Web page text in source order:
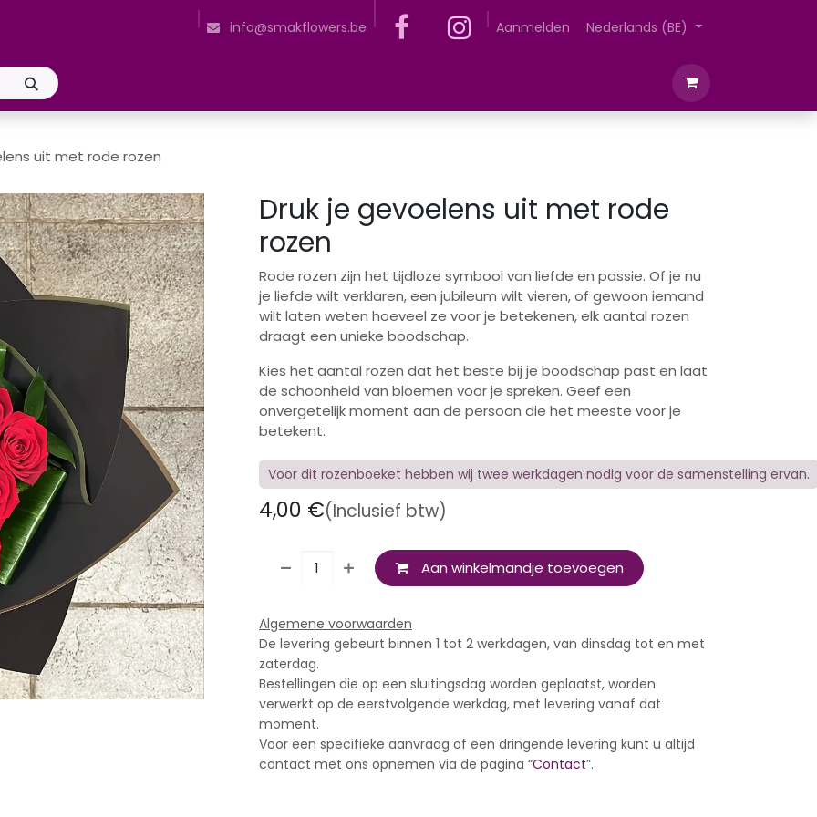
Snijbloemenverzorging Plantenverzorging Over ons
info@smakflowers.be Aanmelden Nederlands (BE)
uit met rode rozen
Druk je gevoelens uit met rode
rozen
Rode rozen zijn het tijdloze symbool van liefde en passie. Of je nu
je liefde wilt verklaren, een jubileum wilt vieren, of gewoon iemand
wilt laten weten hoeveel ze voor je betekenen, elk aantal rozen
draagt een unieke boodschap.
Kies het aantal rozen dat het beste bij je boodschap past en laat
de schoonheid van bloemen voor je spreken. Geef een
onvergetelijk moment aan de persoon die het meeste voor je
betekent.
Voor dit rozenboeket hebben wij twee werkdagen nodig voor de samenstelling ervan.
4,00 €(Inclusief btw)
Aan winkelmandje toevoegen
Algemene voorwaarden
De levering gebeurt binnen 1 tot 2 werkdagen, van dinsdag tot en met
zaterdag.
Bestellingen die op een sluitingsdag worden geplaatst, worden
verwerkt op de eerstvolgende werkdag, met levering vanaf dat
moment.
Voor een specifieke aanvraag of een dringende levering kunt u altijd
contact met ons opnemen via de pagina “Contact”.